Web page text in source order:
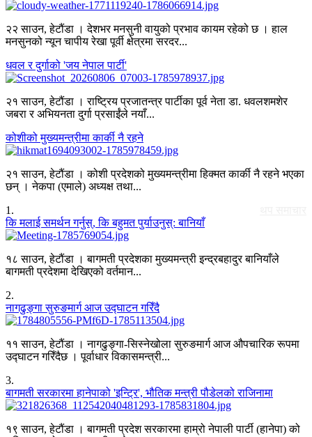
२२ साउन, हेटौंडा । देशभर मनसुनी वायुको प्रभाव कायम रहेको छ । हाल
मनसुनको न्यून चापीय रेखा पूर्वी क्षेत्रमा सरदर...
धवल र दुर्गाको 'जय नेपाल पार्टी'
२१ साउन, हेटौंडा । राष्ट्रिय प्रजातन्त्र पार्टीका पूर्व नेता डा. धवलशमशेर
जबरा र अभियनता दुर्गा प्रसाईंले नयाँ...
कोशीको मुख्यमन्त्रीमा कार्की नै रहने
२१ साउन, हेटौंडा । कोशी प्रदेशको मुख्यमन्त्रीमा हिक्मत कार्की नै रहने भएका
छन् । नेकपा (एमाले) अध्यक्ष तथा...
1 .
कि मलाई समर्थन गर्नुस्, कि बहुमत पुर्याउनुस्: बानियाँ
१८ साउन, हेटौंडा । बागमती प्रदेशका मुख्यमन्त्री इन्द्रबहादुर बानियाँले
बागमती प्रदेशमा देखिएको वर्तमान...
2.
नागढुङ्गा सुरुङमार्ग आज उद्घाटन गरिँदै
११ साउन, हेटौंडा । नागढुङ्गा-सिस्नेखोला सुरुङमार्ग आज औपचारिक रूपमा
उद्घाटन गरिँदैछ । पूर्वाधार विकासमन्त्री...
3.
बागमती सरकारमा हानेपाको 'इन्ट्रि', भौतिक मन्त्री पौडेलको राजिनामा
१९ साउन, हेटौंडा । बागमती प्रदेश सरकारमा हाम्रो नेपाली पार्टी (हानेपा) को